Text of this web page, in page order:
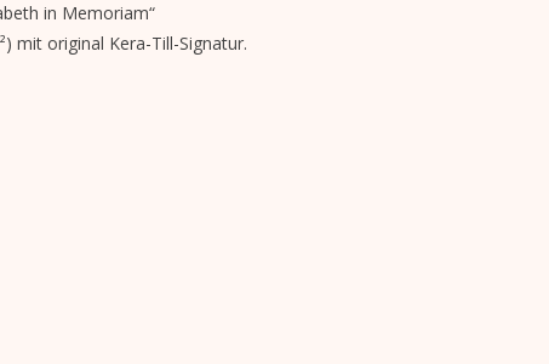
in Memoriam“
mit original Kera-Till-Signatur.